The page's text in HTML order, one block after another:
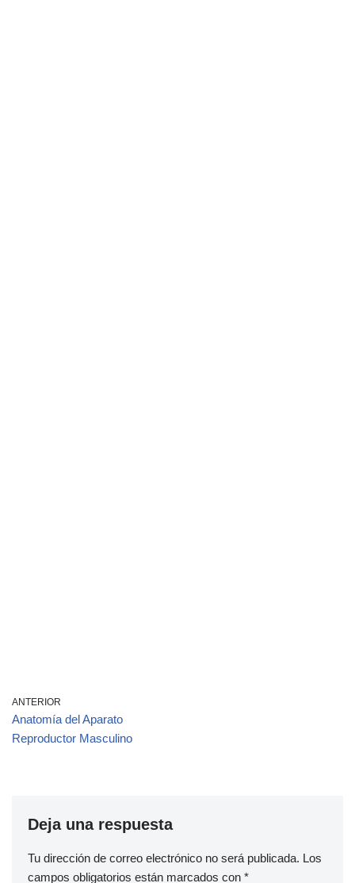
ANTERIOR
Anatomía del Aparato
Reproductor Masculino
Deja una respuesta
Tu dirección de correo electrónico no será publicada. Los
campos obligatorios están marcados con *